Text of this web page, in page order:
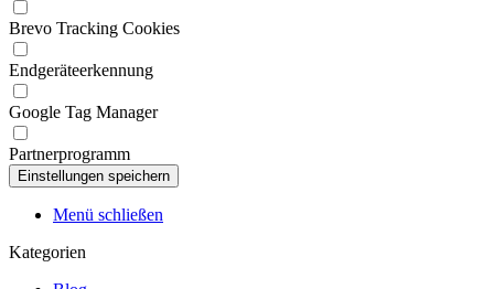
Brevo Tracking Cookies
Endgeräteerkennung
Google Tag Manager
Partnerprogramm
Menü schließen
Kategorien